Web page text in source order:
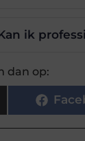
ik
dan op: